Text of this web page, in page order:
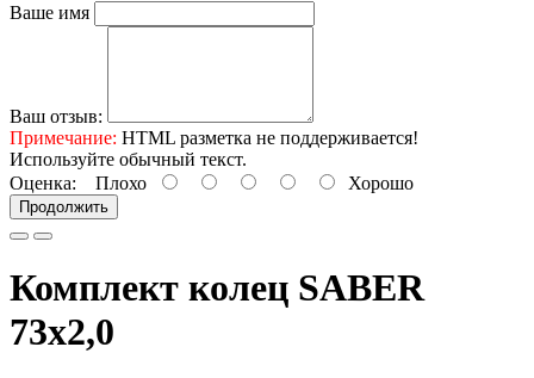
Ваше имя
Ваш отзыв:
Примечание: HTML разметка не поддерживается!
Используйте обычный текст.
Оценка: Плохо Хорошо
Продолжить
Комплект колец SABER
73x2,0